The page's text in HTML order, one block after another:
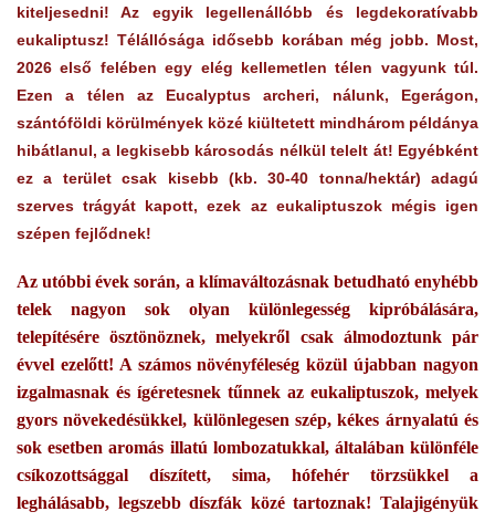
kiteljesedni! Az egyik legellenállóbb és legdekoratívabb
eukaliptusz! Télállósága idősebb korában még jobb. Most,
2026 első felében egy elég kellemetlen télen vagyunk túl.
Ezen a télen az Eucalyptus archeri, nálunk, Egerágon,
szántóföldi körülmények közé kiültetett mindhárom példánya
hibátlanul, a legkisebb károsodás nélkül telelt át! Egyébként
ez a terület csak kisebb (kb. 30-40 tonna/hektár) adagú
szerves trágyát kapott, ezek az eukaliptuszok mégis igen
szépen fejlődnek!
Az utóbbi évek során, a klímaváltozásnak betudható enyhébb
telek nagyon sok olyan különlegesség kipróbálására,
telepítésére ösztönöznek, melyekről csak álmodoztunk pár
évvel ezelőtt! A számos növényféleség közül újabban nagyon
izgalmasnak és ígéretesnek tűnnek az eukaliptuszok, melyek
gyors növekedésükkel, különlegesen szép, kékes árnyalatú és
sok esetben aromás illatú lombozatukkal, általában különféle
csíkozottsággal díszített, sima, hófehér törzsükkel a
leghálásabb, legszebb díszfák közé tartoznak! Talajigényük